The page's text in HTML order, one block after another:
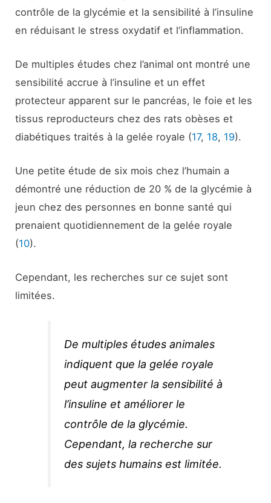
contrôle de la glycémie et la sensibilité à l’insuline
en réduisant le stress oxydatif et l’inflammation.
De multiples études chez l’animal ont montré une
sensibilité accrue à l’insuline et un effet
protecteur apparent sur le pancréas, le foie et les
tissus reproducteurs chez des rats obèses et
diabétiques traités à la gelée royale (17, 18, 19).
Une petite étude de six mois chez l’humain a
démontré une réduction de 20 % de la glycémie à
jeun chez des personnes en bonne santé qui
prenaient quotidiennement de la gelée royale
(10).
Cependant, les recherches sur ce sujet sont
limitées.
De multiples études animales
indiquent que la gelée royale
peut augmenter la sensibilité à
l’insuline et améliorer le
contrôle de la glycémie.
Cependant, la recherche sur
des sujets humains est limitée.